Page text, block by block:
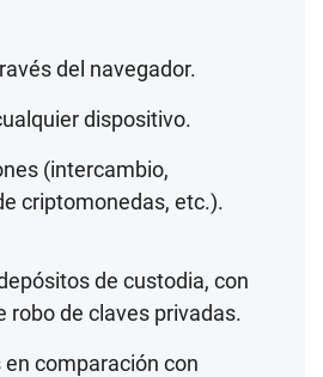
del navegador.
dispositivo.
(intercambio,
criptomonedas, etc.).
de custodia, con
robo de claves privadas.
comparación con